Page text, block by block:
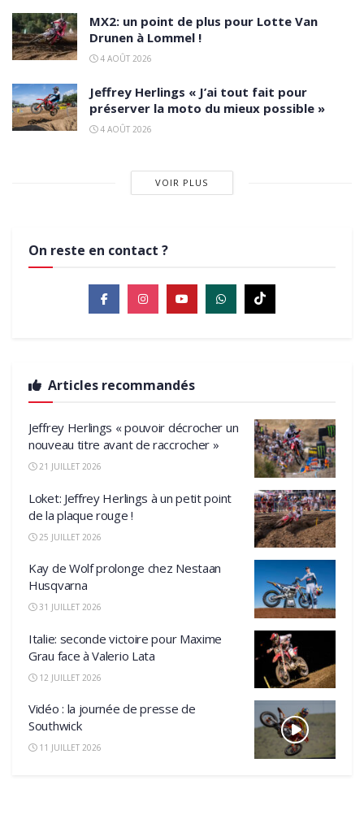
MX2: un point de plus pour Lotte Van
Drunen à Lommel !
4 AOÛT 2026
Jeffrey Herlings « J’ai tout fait pour
préserver la moto du mieux possible »
4 AOÛT 2026
VOIR PLUS
On reste en contact ?
Articles recommandés
Jeffrey Herlings « pouvoir décrocher un
nouveau titre avant de raccrocher »
21 JUILLET 2026
Loket: Jeffrey Herlings à un petit point
de la plaque rouge !
25 JUILLET 2026
Kay de Wolf prolonge chez Nestaan
Husqvarna
31 JUILLET 2026
Italie: seconde victoire pour Maxime
Grau face à Valerio Lata
12 JUILLET 2026
Vidéo : la journée de presse de
Southwick
11 JUILLET 2026